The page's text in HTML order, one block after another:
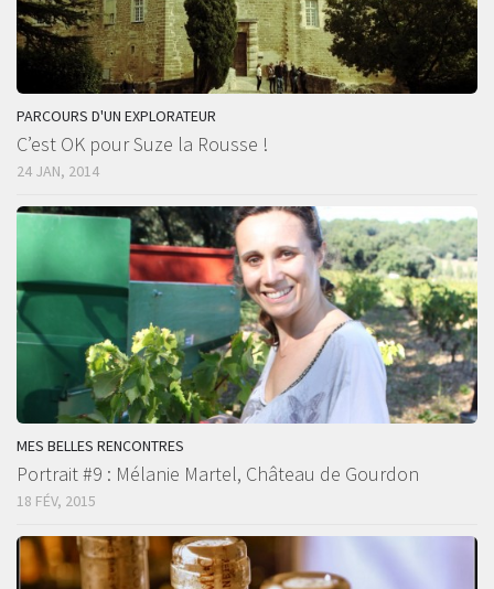
PARCOURS D'UN EXPLORATEUR
C’est OK pour Suze la Rousse !
24 JAN, 2014
MES BELLES RENCONTRES
Portrait #9 : Mélanie Martel, Château de Gourdon
18 FÉV, 2015